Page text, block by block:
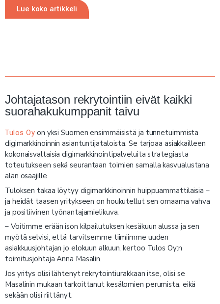
Lue koko artikkeli
Johtajatason rekrytointiin eivät kaikki
suorahakukumppanit taivu
Tulos Oy on yksi Suomen ensimmäisistä ja tunnetuimmista
digimarkkinoinnin asiantuntijataloista. Se tarjoaa asiakkailleen
kokonaisvaltaisia digimarkkinointipalveluita strategiasta
toteutukseen sekä seurantaan toimien samalla kasvualustana
alan osaajille.
Tuloksen takaa löytyy digimarkkinoinnin huippuammattilaisia –
ja heidät taasen yritykseen on houkutellut sen omaama vahva
ja positiivinen työnantajamielikuva.
– Voitimme erään ison kilpailutuksen kesäkuun alussa ja sen
myötä selvisi, että tarvitsemme tiimiimme uuden
asiakkuusjohtajan jo elokuun alkuun, kertoo Tulos Oy:n
toimitusjohtaja Anna Masalin.
Jos yritys olisi lähtenyt rekrytointiurakkaan itse, olisi se
Masalinin mukaan tarkoittanut kesälomien perumista, eikä
sekään olisi riittänyt.